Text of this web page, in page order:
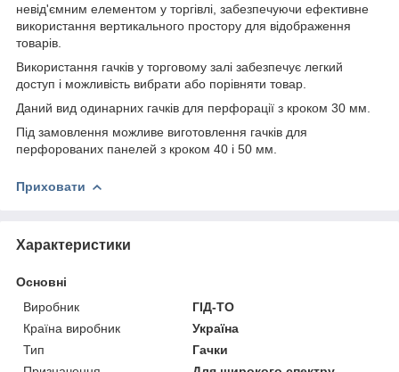
невід'ємним елементом у торгівлі, забезпечуючи ефективне
використання вертикального простору для відображення
товарів.
Використання гачків у торговому залі забезпечує легкий
доступ і можливість вибрати або порівняти товар.
Даний вид одинарних гачків для перфорації з кроком 30 мм.
Під замовлення можливе виготовлення гачків для
перфорованих панелей з кроком 40 і 50 мм.
Приховати
Характеристики
Основні
Виробник
ГІД-ТО
Країна виробник
Україна
Тип
Гачки